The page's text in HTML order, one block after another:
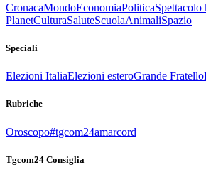
CronacaMondoEconomiaPoliticaSpettacolo
PlanetCulturaSaluteScuolaAnimaliSpazio
Speciali
Elezioni ItaliaElezioni esteroGrande Fratello
Rubriche
Oroscopo#tgcom24amarcord
Tgcom24 Consiglia